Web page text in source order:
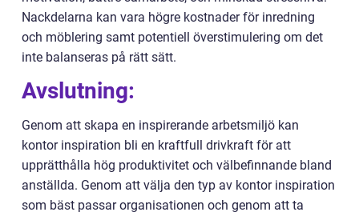
Nackdelarna kan vara högre kostnader för inredning
och möblering samt potentiell överstimulering om det
inte balanseras på rätt sätt.
Avslutning:
Genom att skapa en inspirerande arbetsmiljö kan
kontor inspiration bli en kraftfull drivkraft för att
upprätthålla hög produktivitet och välbefinnande bland
anställda. Genom att välja den typ av kontor inspiration
som bäst passar organisationen och genom att ta